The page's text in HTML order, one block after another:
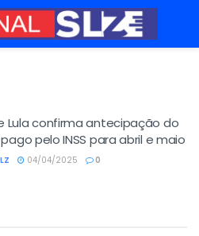
Lula confirma antecipação do
pago pelo INSS para abril e maio
04/04/2025 0